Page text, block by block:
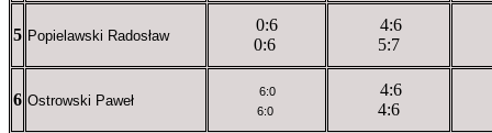
5 Popielawski Radosław
0:6
0:6
4:6
5:7
6 Ostrowski Paweł
6:0
4:6
4:6